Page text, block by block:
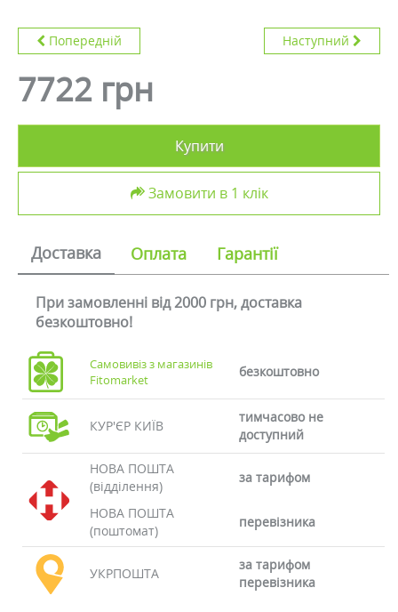
Попередній Наступний
7722 грн
Купити
Замовити в 1 клік
Доставка Оплата Гарантії
При замовленні від 2000 грн, доставка
безкоштовно!
Самовивіз з магазинів
Fitomarket
безкоштовно
КУР'ЄР КИЇВ
тимчасово не
доступний
НОВА ПОШТА
(відділення)
за тарифом
НОВА ПОШТА
(поштомат)
перевізника
УКРПОШТА
за тарифом
перевізника